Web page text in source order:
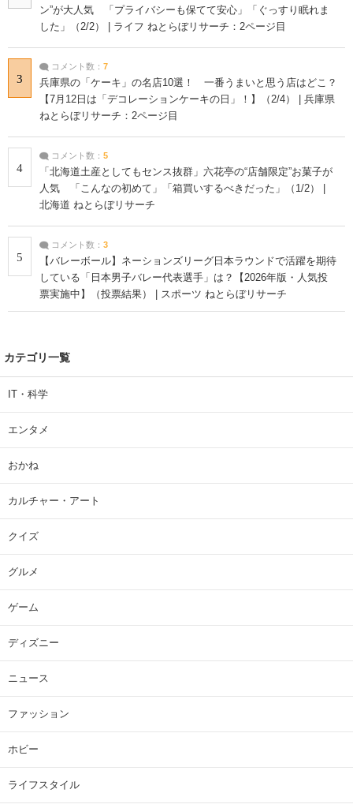
ン”が大人気 「プライバシーも保てて安心」「ぐっすり眠れま
した」（2/2） | ライフ ねとらぼリサーチ：2ページ目
3
コメント数： 7
兵庫県の「ケーキ」の名店10選！ 一番うまいと思う店はどこ？
【7月12日は「デコレーションケーキの日」！】（2/4） | 兵庫県
ねとらぼリサーチ：2ページ目
4
コメント数： 5
「北海道土産としてもセンス抜群」六花亭の“店舗限定”お菓子が
人気 「こんなの初めて」「箱買いするべきだった」（1/2） |
北海道 ねとらぼリサーチ
5
コメント数： 3
【バレーボール】ネーションズリーグ日本ラウンドで活躍を期待
している「日本男子バレー代表選手」は？【2026年版・人気投
票実施中】（投票結果） | スポーツ ねとらぼリサーチ
カテゴリ一覧
IT・科学
エンタメ
おかね
カルチャー・アート
クイズ
グルメ
ゲーム
ディズニー
ニュース
ファッション
ホビー
ライフスタイル